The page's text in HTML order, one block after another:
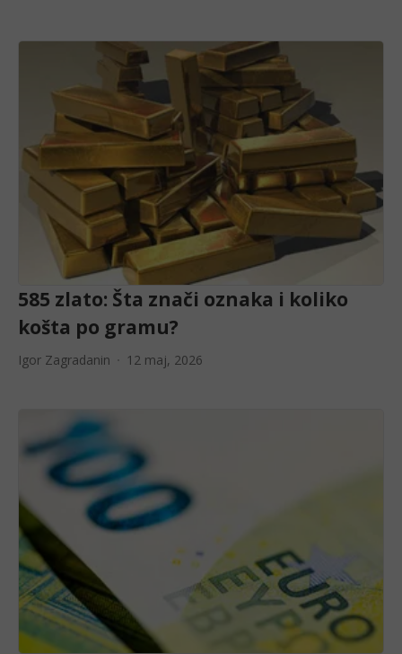
585 zlato: Šta znači oznaka i koliko
košta po gramu?
Igor Zagradanin 12 maj, 2026